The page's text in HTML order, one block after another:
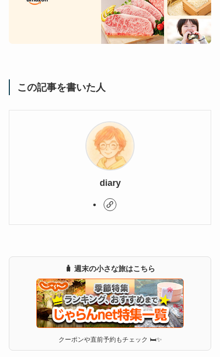
この記事を書いた人
diary
🧳 週末の小さな旅はこちら
クーポンや直前予約もチェック 🛏✨